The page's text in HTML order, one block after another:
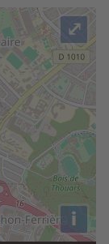
i
⤢